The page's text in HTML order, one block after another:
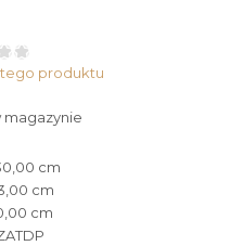
produktu
magazynie
cm
cm
cm